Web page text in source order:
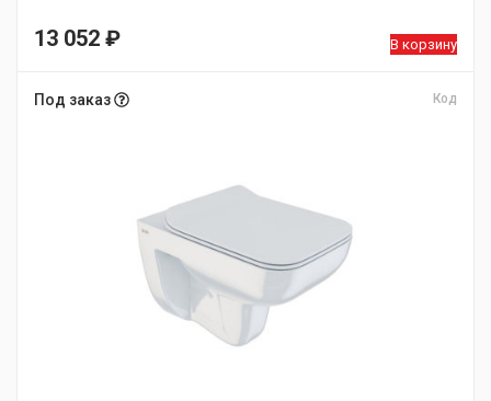
13 052 ₽ В корзину
Под заказ Код